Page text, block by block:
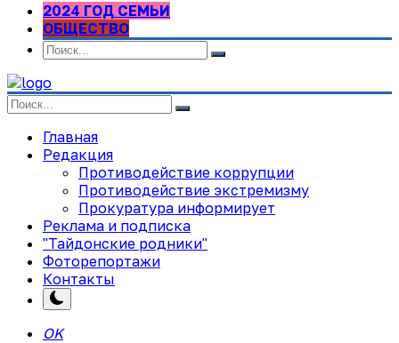
2024 ГОД СЕМЬИ
ОБЩЕСТВО
Главная
Редакция
Противодействие коррупции
Противодействие экстремизму
Прокуратура информирует
Реклама и подписка
"Тайдонские родники"
Фоторепортажи
Контакты
OK